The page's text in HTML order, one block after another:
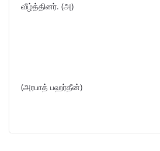
வீழ்த்தினர். (அ)
(அரபாத் பஹர்தீன்)